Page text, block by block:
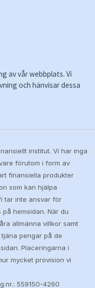
av vår webbplats. Vi
och hänvisar dessa
institut. Vi har inga
förutom i form av
finansiella produkter
som kan hjälpa
tar inte ansvar för
hemsidan. När du
allmänna villkor samt
pengar på de
Placeringarna i
mycket provision vi
559150-4260